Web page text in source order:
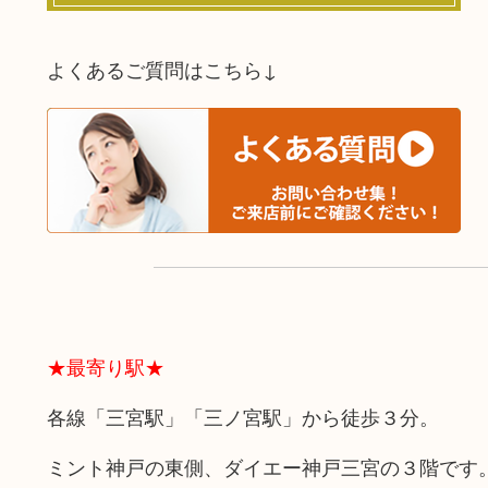
よくあるご質問はこちら↓
★最寄り駅★
各線「三宮駅」「三ノ宮駅」から徒歩３分。
ミント神戸の東側、ダイエー神戸三宮の３階です